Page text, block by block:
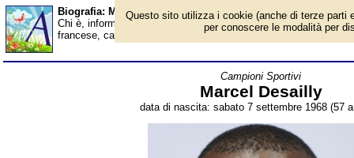
Biografia: Marcel Desailly - età - Almanacco
Chi è, informazioni, foto, qual è la data di nascita, età, dove è
francese, campione del mondo ed europeo. Breve biografia.
Campioni Sportivi
Marcel Desailly
data di nascita: sabato 7 settembre 1968 (57
Questo sito utilizza i cookie (anche di terze parti
per conoscere le modalità per